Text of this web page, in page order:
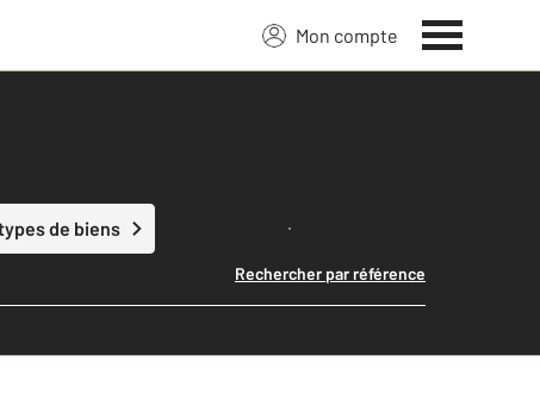
Mon compte
de biens Lancer ma recherche
Rechercher par référence